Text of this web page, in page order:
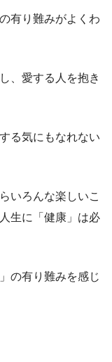
有り難みがよくわ
、愛する人を抱き
る気にもなれない
いろんな楽しいこ
生に「健康」は必
の有り難みを感じ